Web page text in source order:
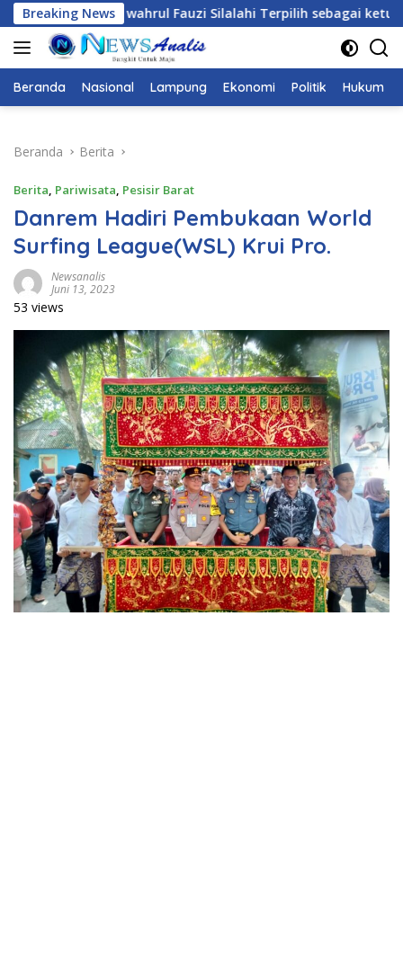
Langsung
ke
konten
Breaking News
wahrul Fauzi Silalahi Terpilih sebagai ketua Karang
Beranda Nasional Lampung Ekonomi Politik Hukum
Beranda Berita
Berita, Pariwisata, Pesisir Barat
Danrem Hadiri Pembukaan World
Surfing League(WSL) Krui Pro.
Newsanalis
Juni 13, 2023
53 views